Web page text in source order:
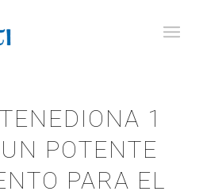
1
POTENTE
PARA EL